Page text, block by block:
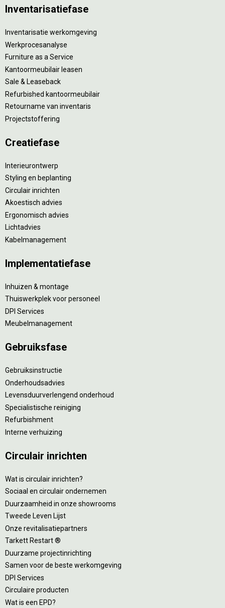
Inventarisatiefase
Inventarisatie werkomgeving
Werkprocesanalyse
Furniture as a Service
Kantoormeubilair leasen
Sale & Leaseback
Refurbished kantoormeubilair
Retourname van inventaris
Projectstoffering
Creatiefase
Interieurontwerp
Styling en beplanting
Circulair inrichten
Akoestisch advies
Ergonomisch advies
Lichtadvies
Kabelmanagement
Implementatiefase
Inhuizen & montage
Thuiswerkplek voor personeel
DPI Services
Meubelmanagement
Gebruiksfase
Gebruiksinstructie
Onderhoudsadvies
Levensduurverlengend onderhoud
Specialistische reiniging
Refurbishment
Interne verhuizing
Circulair inrichten
Wat is circulair inrichten?
Sociaal en circulair ondernemen
Duurzaamheid in onze showrooms
Tweede Leven Lijst
Onze revitalisatiepartners
Tarkett Restart ®
Duurzame projectinrichting
Samen voor de beste werkomgeving
DPI Services
Circulaire producten
Wat is een EPD?